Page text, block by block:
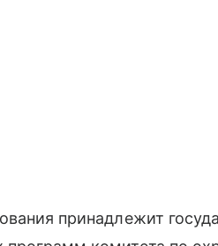
принадлежит